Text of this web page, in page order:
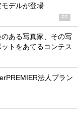
デルが登場
PR
ある写真家、その写
トをあてるコンテス
法人プラン